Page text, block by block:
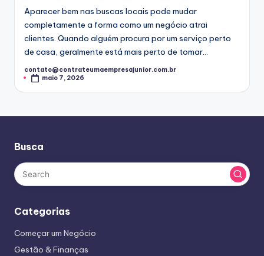
Aparecer bem nas buscas locais pode mudar
completamente a forma como um negócio atrai
clientes. Quando alguém procura por um serviço perto
de casa, geralmente está mais perto de tomar…
Posted
by
contato@contrateumaempresajunior.com.br
maio 7, 2026
Busca
Categorias
Começar um Negócio
Gestão & Finanças